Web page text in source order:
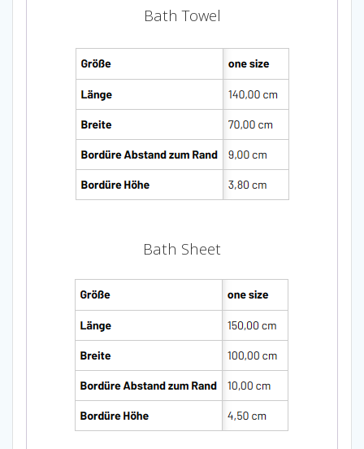
Bath Towel
Bath Sheet